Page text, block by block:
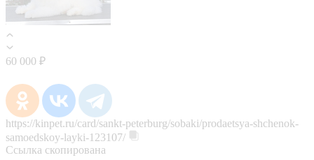
60 000 ₽
https://kinpet.ru/card/sankt-peterburg/sobaki/prodaetsya-shchenok-
samoedskoy-layki-123107/
Ссылка скопирована